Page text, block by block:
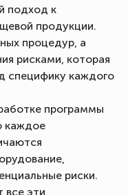
подход к
продукции.
процедур, а
рисками, которая
специфику каждого
программы
каждое
риски.
все эти